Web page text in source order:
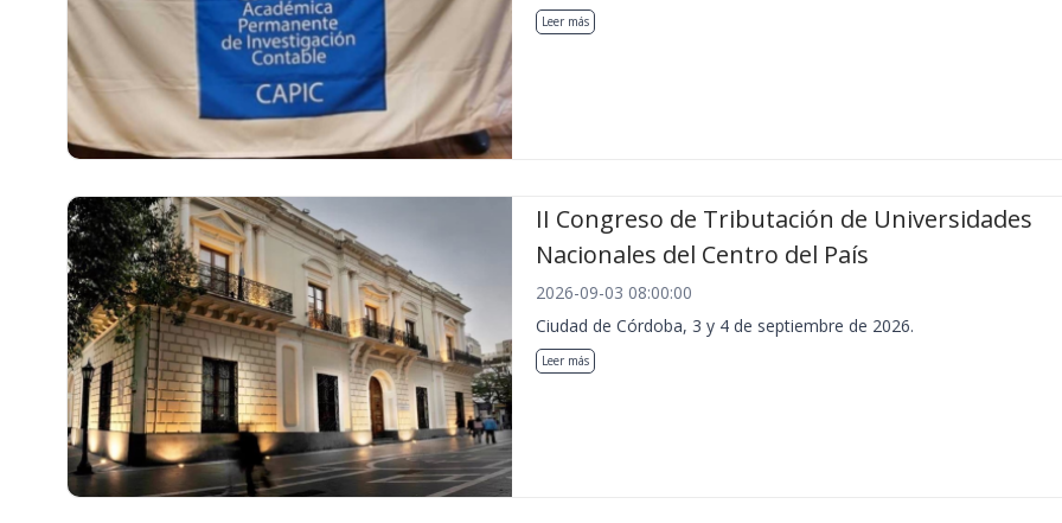
Leer más
II Congreso de Tributación de Universidades
Nacionales del Centro del País
2026-09-03 08:00:00
Ciudad de Córdoba, 3 y 4 de septiembre de 2026.
Leer más